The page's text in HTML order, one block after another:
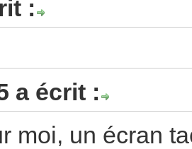
:
a écrit :
moi, un écran